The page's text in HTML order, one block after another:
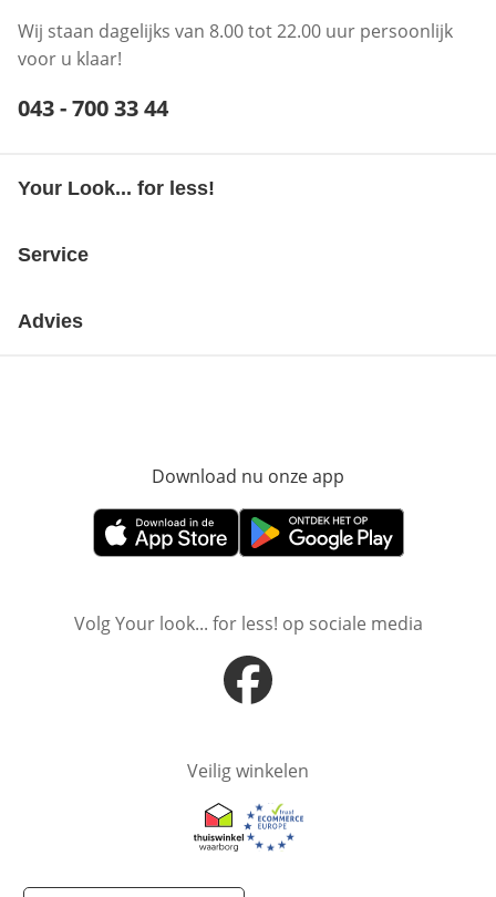
Wij staan dagelijks van 8.00 tot 22.00 uur persoonlijk
voor u klaar!
Telefoonnummer:
043 - 700 33 44
Your Look... for less!
Service
Advies
Download nu onze app
Opent in nieuw vensterOpent in nieuw venster
Volg Your look... for less! op sociale media
Opent in nieuw venster
Veilig winkelen
Opent in nieuw venster
Opent in nieuw venster